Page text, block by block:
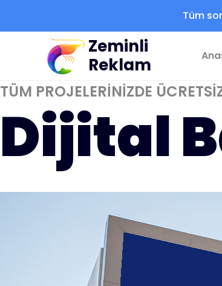
Tüm
Zeminli
Reklam
TÜM PROJELERİNİZDE
Dijital